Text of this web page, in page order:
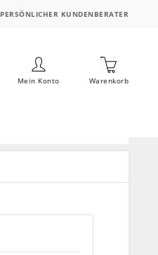
PERSÖNLICHER KUNDENBERATER
Mein Konto Warenkorb